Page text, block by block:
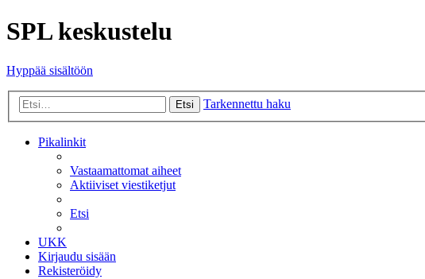
SPL keskustelu
Hyppää sisältöön
Etsi Tarkennettu haku
Pikalinkit
Vastaamattomat aiheet
Aktiiviset viestiketjut
Etsi
UKK
Kirjaudu sisään
Rekisteröidy